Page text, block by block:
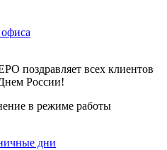
поздравляет всех клиентов
России!
в режиме работы
дни